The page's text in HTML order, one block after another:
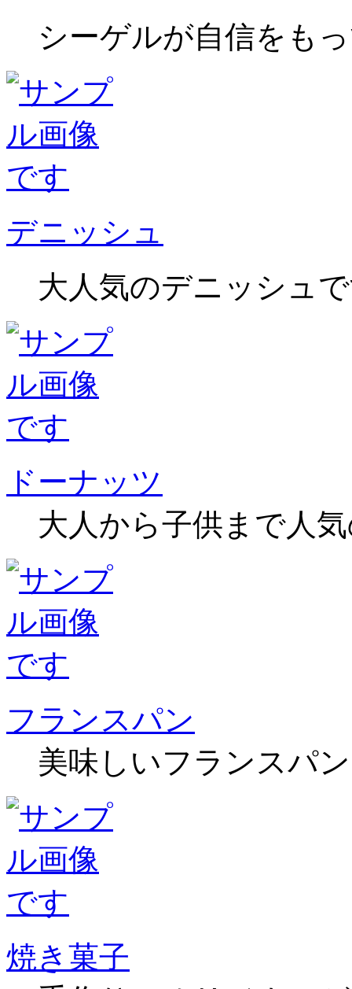
シーゲルが自信をも
デニッシュ
大人気のデニッシュ
ドーナッツ
大人から子供まで人
フランスパン
美味しいフランスパ
焼き菓子